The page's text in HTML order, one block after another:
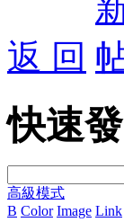
返 回
快速
高級模式
B Color Image Link